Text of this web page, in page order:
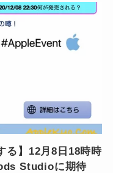
る】12月8日18時時
Studioに期待